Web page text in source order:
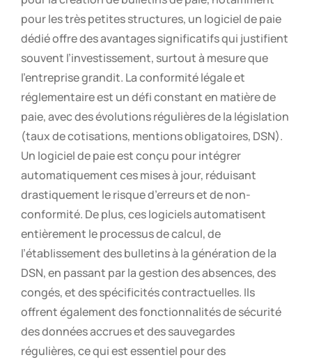
pour les très petites structures, un logiciel de paie
dédié offre des avantages significatifs qui justifient
souvent l’investissement, surtout à mesure que
l’entreprise grandit. La conformité légale et
réglementaire est un défi constant en matière de
paie, avec des évolutions régulières de la législation
(taux de cotisations, mentions obligatoires, DSN).
Un logiciel de paie est conçu pour intégrer
automatiquement ces mises à jour, réduisant
drastiquement le risque d’erreurs et de non-
conformité. De plus, ces logiciels automatisent
entièrement le processus de calcul, de
l’établissement des bulletins à la génération de la
DSN, en passant par la gestion des absences, des
congés, et des spécificités contractuelles. Ils
offrent également des fonctionnalités de sécurité
des données accrues et des sauvegardes
régulières, ce qui est essentiel pour des